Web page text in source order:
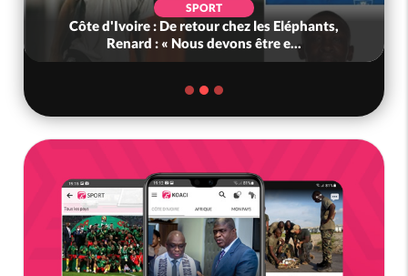
SPORT
Côte d'Ivoire : De retour chez les Eléphants,
Renard : « Nous devons être e...